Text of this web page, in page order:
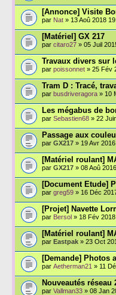
[Annonce] Visite
par Nat » 13 Aoû 2018
[Matériel] GX 217
par citaro27 » 05 Juil
Travaux divers sur
par poissonnet » 25 Fév
Tram D : Tracé,
par busdriveragora » 10
Les mégabus de
par Sebastien68 » 22
Passage aux
par GX217 » 19 Avr
[Matériel roulant]
par GX217 » 08 Aoû
[Document Etude]
par greg59 » 16 Déc
[Projet] Navette
par Bersol » 18 Fév
[Matériel roulant]
par Eastpak » 23 Oct
[Demande] Photos
par Aetherman21 » 11
Nouveautés réseau
par Vallman33 » 08 Jan